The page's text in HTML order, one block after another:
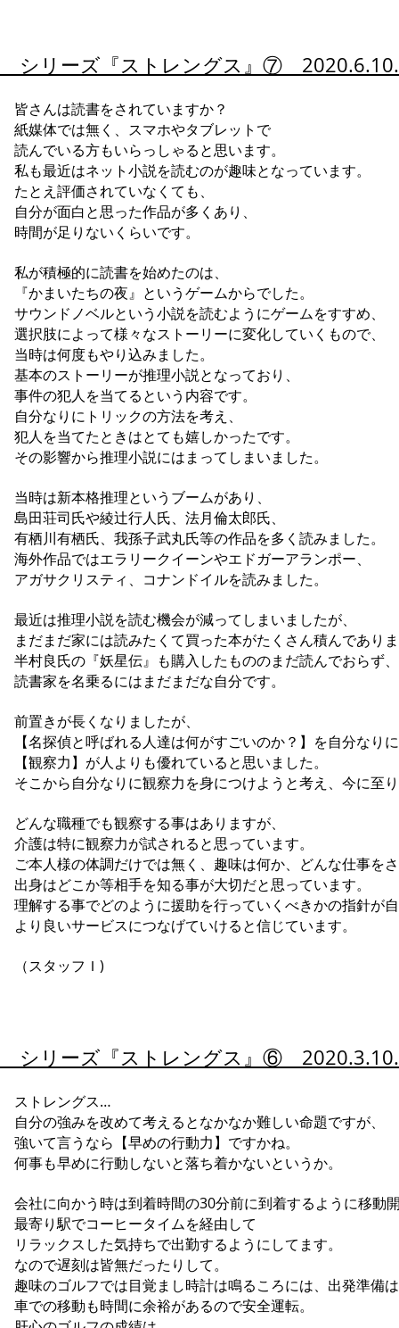
シリーズ『ストレングス』⑦
皆さんは読書をされていますか？
紙媒体では無く、スマホやタブレットで
読んでいる方もいらっしゃると思います。
私も最近はネット小説を読むのが趣味となっています。
たとえ評価されていなくても、
自分が面白と思った作品が多くあり、
時間が足りないくらいです。
私が積極的に読書を始めたのは、
『かまいたちの夜』というゲームからでした。
サウンドノベルという小説を読むようにゲームをすすめ、
選択肢によって様々なストーリーに変化していくもので、
当時は何度もやり込みました。
基本のストーリーが推理小説となっており、
事件の犯人を当てるという内容です。
自分なりにトリックの方法を考え、
犯人を当てたときはとても嬉しかったです。
その影響から推理小説にはまってしまいました。
当時は新本格推理というブームがあり、
島田荘司氏や綾辻行人氏、法月倫太郎氏、
有栖川有栖氏、我孫子武丸氏等の作品を多く読みました。
海外作品ではエラリークイーンやエドガーアランポー、
アガサクリスティ、コナンドイルを読みました。
最近は推理小説を読む機会が減ってしまいましたが、
まだまだ家には読みたくて買った本がたくさん積んであり
半村良氏の『妖星伝』も購入したもののまだ読んでおらず、
読書家を名乗るにはまだまだな自分です。
前置きが長くなりましたが、
【名探偵と呼ばれる人達は何がすごいのか？】を自分なり
【観察力】が人よりも優れていると思いました。
そこから自分なりに観察力を身につけようと考え、今に至
どんな職種でも観察する事はありますが、
介護は特に観察力が試されると思っています。
ご本人様の体調だけでは無く、趣味は何か、どんな仕事を
出身はどこか等相手を知る事が大切だと思っています。
理解する事でどのように援助を行っていくべきかの指針が
より良いサービスにつなげていけると信じています。
（スタッフＩ)
シリーズ『ストレングス』⑥
ストレングス…
自分の強みを改めて考えるとなかなか難しい命題ですが、
強いて言うなら【早めの行動力】ですかね。
何事も早めに行動しないと落ち着かないというか。
会社に向かう時は到着時間の30分前に到着するように移動
最寄り駅でコーヒータイムを経由して
リラックスした気持ちで出勤するようにしてます。
なので遅刻は皆無だったりして。
趣味のゴルフでは目覚まし時計は鳴るころには、出発準備
車での移動も時間に余裕があるので安全運転。